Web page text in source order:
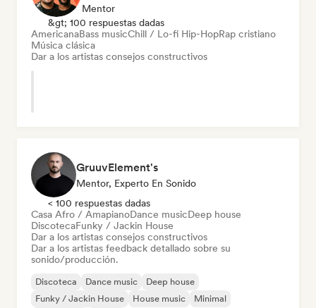
Mentor
&gt; 100 respuestas dadas
AmericanaBass musicChill / Lo-fi Hip-HopRap cristiano
Música clásica
Dar a los artistas consejos constructivos
GruuvElement's
Mentor, Experto En Sonido
< 100 respuestas dadas
Casa Afro / AmapianoDance musicDeep house
DiscotecaFunky / Jackin House
Dar a los artistas consejos constructivos
Dar a los artistas feedback detallado sobre su
sonido/producción.
Discoteca Dance music
Deep house
Funky / Jackin House
House music
Minimal